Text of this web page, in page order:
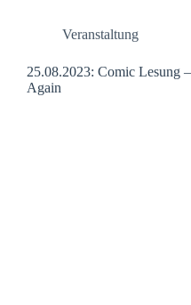
Veranstaltung
25.08.2023: Comic Lesung
Again